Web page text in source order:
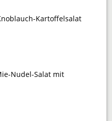
Kartoffelsalat
Nudel-Salat mit